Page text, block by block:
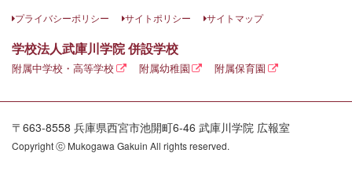
プライバシーポリシー サイトポリシー サイトマップ
学校法人武庫川学院 併設学校
附属中学校・高等学校 附属幼稚園 附属保育園
〒663-8558 兵庫県西宮市池開町6-46 武庫川学院 広報室
Copyright ⓒ Mukogawa Gakuin All rights reserved.